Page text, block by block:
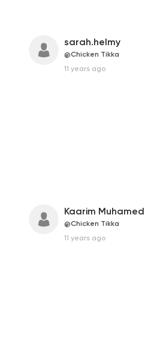
sarah.helmy
@Chicken Tikka
11 years ago
Kaarim Muhamed
@Chicken Tikka
11 years ago